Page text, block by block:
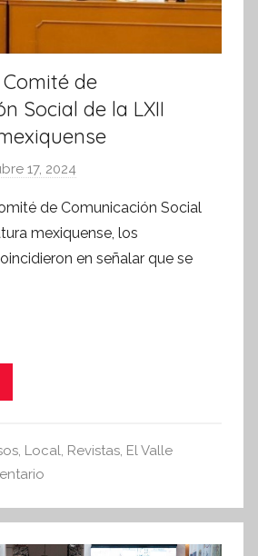
de
Social de la LXII
17, 2024
r
S
í
n
r
m
de Comunicación Social
mexiquense, los
en señalar que se
, Local, Revistas, El Valle